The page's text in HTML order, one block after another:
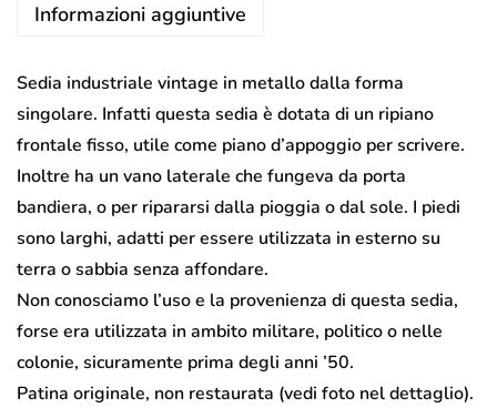
Informazioni aggiuntive
Sedia industriale vintage in metallo dalla forma
singolare. Infatti questa sedia è dotata di un ripiano
frontale fisso, utile come piano d’appoggio per scrivere.
Inoltre ha un vano laterale che fungeva da porta
bandiera, o per ripararsi dalla pioggia o dal sole. I piedi
sono larghi, adatti per essere utilizzata in esterno su
terra o sabbia senza affondare.
Non conosciamo l’uso e la provenienza di questa sedia,
forse era utilizzata in ambito militare, politico o nelle
colonie, sicuramente prima degli anni ’50.
Patina originale, non restaurata (vedi foto nel dettaglio).